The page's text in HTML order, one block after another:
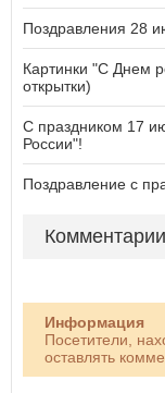
Поздравления 28
Картинки "С Днем
открытки)
С праздником 17
России"!
Поздравление с
Информация
Посетители,
оставлять